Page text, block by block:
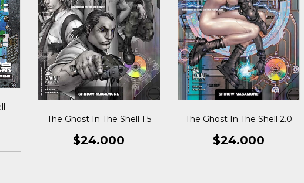
The Ghost In The Shell 1.5
$24.000
The Ghost In The Shell 2.0
$24.000